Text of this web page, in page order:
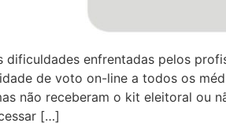
dificuldades enfrentadas pelos
de voto on-line a todos os
não receberam o kit eleitoral ou
[…]